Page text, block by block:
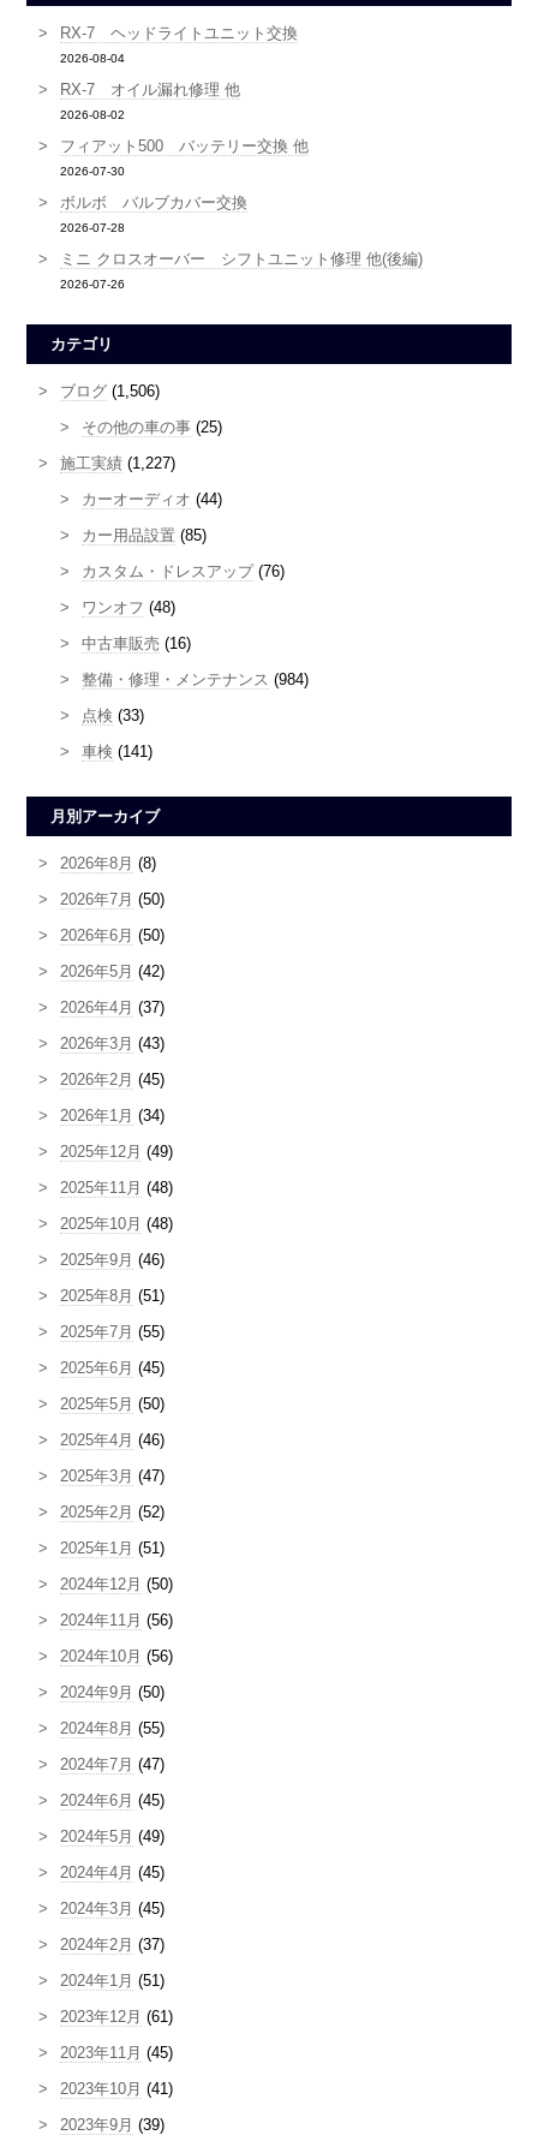
RX-7 ヘッドライトユニット交換
2026-08-04
RX-7 オイル漏れ修理 他
2026-08-02
フィアット500 バッテリー交換 他
2026-07-30
ボルボ バルブカバー交換
2026-07-28
ミニ クロスオーバー シフトユニット修理 他(後編)
2026-07-26
カテゴリ
ブログ (1,506)
その他の車の事 (25)
施工実績 (1,227)
カーオーディオ (44)
カー用品設置 (85)
カスタム・ドレスアップ(76)
ワンオフ (48)
中古車販売 (16)
整備・修理・メンテナンス (984)
点検 (33)
車検 (141)
月別アーカイブ
2026年8月 (8)
2026年7月 (50)
2026年6月 (50)
2026年5月 (42)
2026年4月 (37)
2026年3月 (43)
2026年2月 (45)
2026年1月 (34)
2025年12月 (49)
2025年11月 (48)
2025年10月 (48)
2025年9月 (46)
2025年8月 (51)
2025年7月 (55)
2025年6月 (45)
2025年5月 (50)
2025年4月 (46)
2025年3月 (47)
2025年2月 (52)
2025年1月 (51)
2024年12月 (50)
2024年11月 (56)
2024年10月 (56)
2024年9月 (50)
2024年8月 (55)
2024年7月 (47)
2024年6月 (45)
2024年5月 (49)
2024年4月 (45)
2024年3月 (45)
2024年2月 (37)
2024年1月 (51)
2023年12月 (61)
2023年11月 (45)
2023年10月 (41)
2023年9月 (39)